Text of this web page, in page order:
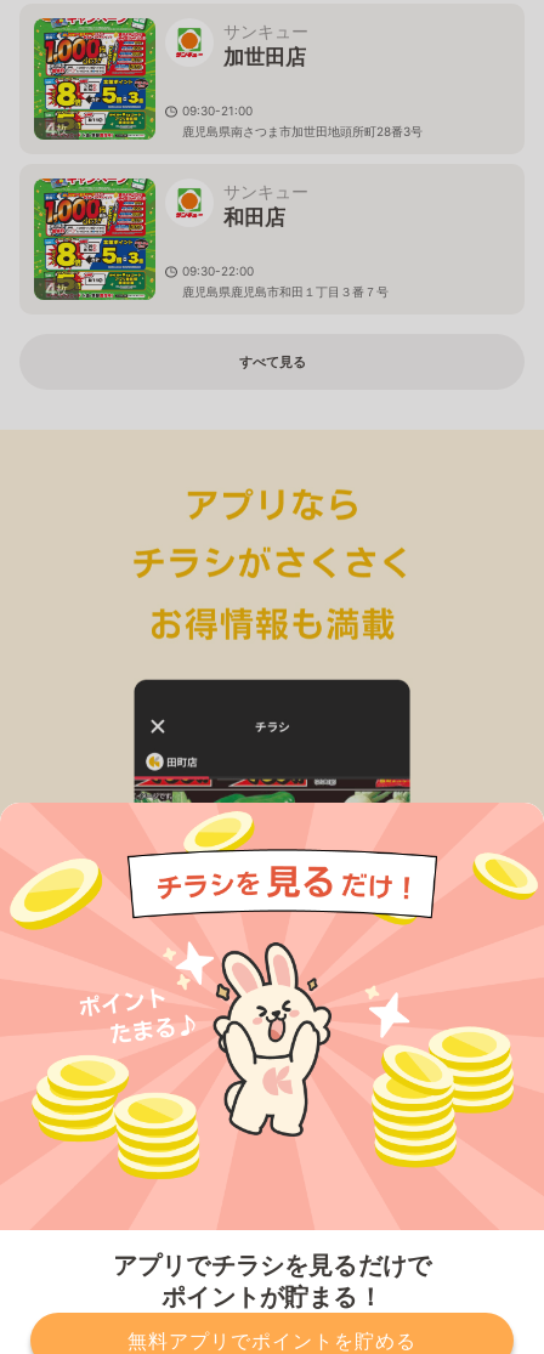
アプリでチラシを見るだけで
ポイントが貯まる！
無料アプリでポイントを貯める
4枚
サンキュー
加世田店
09:30-21:00
鹿児島県南さつま市加世田地頭所町28番3号
4枚
サンキュー
和田店
09:30-22:00
鹿児島県鹿児島市和田１丁目３番７号
すべて見る